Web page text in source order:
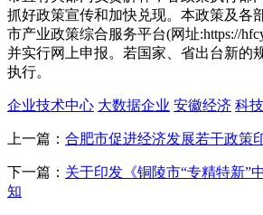
抓好政策宣传和加快兑现。本政策及各
市产业政策综合服务平台(网址:https://
并实行网上申报。若国家、省出台新的
执行。
企业技术中心 大数据企业 安徽经济 科
上一篇： 合肥市促进经济发展若干政策
下一篇： 关于印发《铜陵市“专精特新”
知